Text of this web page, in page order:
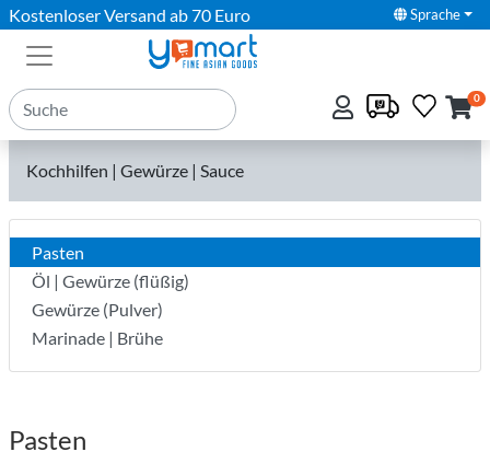
Kostenloser Versand ab 70 Euro Sprache
0
Kochhilfen | Gewürze | Sauce
Pasten
Öl | Gewürze (flüßig)
Gewürze (Pulver)
Marinade | Brühe
Pasten